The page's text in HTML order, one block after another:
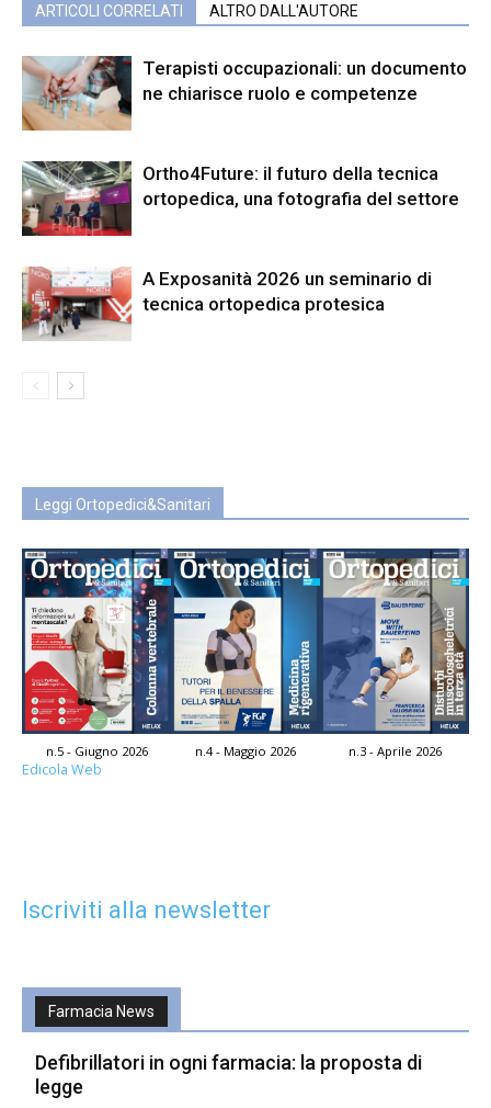
ARTICOLI CORRELATI ALTRO DALL'AUTORE
Terapisti occupazionali: un documento
ne chiarisce ruolo e competenze
Ortho4Future: il futuro della tecnica
ortopedica, una fotografia del settore
A Exposanità 2026 un seminario di
tecnica ortopedica protesica
Leggi Ortopedici&Sanitari
n.5 - Giugno 2026 n.4 - Maggio 2026 n.3 - Aprile 2026
Edicola Web
Iscriviti alla newsletter
Farmacia News
Defibrillatori in ogni farmacia: la proposta di
legge